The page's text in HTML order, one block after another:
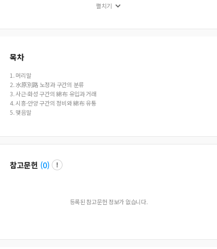
activities of the people and the changes in logistics that were carried out under
펼치기
목차
1. 머리말
2. 水原別路 노정과 구간의 분류
3. 사근-화성 구간의 綿布 유입과 거래
4. 시흥-안양 구간의 정비와 綿布 유통
5. 맺음말
참고문헌 (0)
등록된 참고문헌 정보가 없습니다.